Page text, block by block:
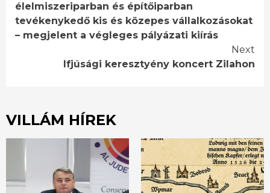
Reading
élelmiszeriparban és építőiparban
tevékenykedő kis és közepes vállalkozásokat
– megjelent a végleges pályázati kiírás
Next
Ifjúsági keresztyény koncert Zilahon
VILLÁM HÍREK